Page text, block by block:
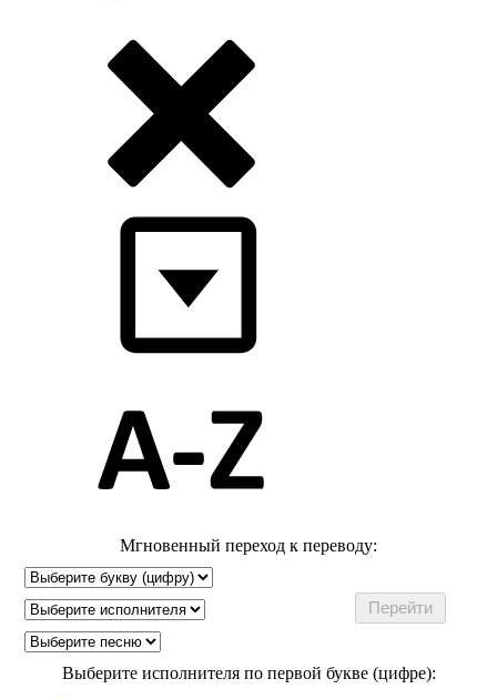
Мгновенный переход к переводу:
Выберите исполнителя по первой букве (цифре):